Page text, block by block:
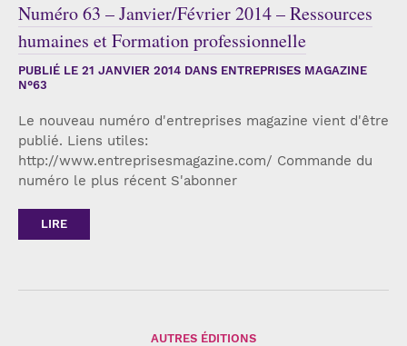
Numéro 63 – Janvier/Février 2014 – Ressources
humaines et Formation professionnelle
PUBLIÉ LE 21 JANVIER 2014 DANS ENTREPRISES MAGAZINE
N°63
Le nouveau numéro d'entreprises magazine vient d'être
publié. Liens utiles:
http://www.entreprisesmagazine.com/ Commande du
numéro le plus récent S'abonner
LIRE
AUTRES ÉDITIONS